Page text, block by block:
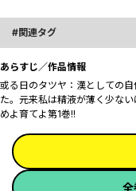
関連タグ
あらすじ／作品情報
或る日のタツヤ：漢としての
た。元来私は精液が薄く少な
めよ育てよ第1巻!!
全